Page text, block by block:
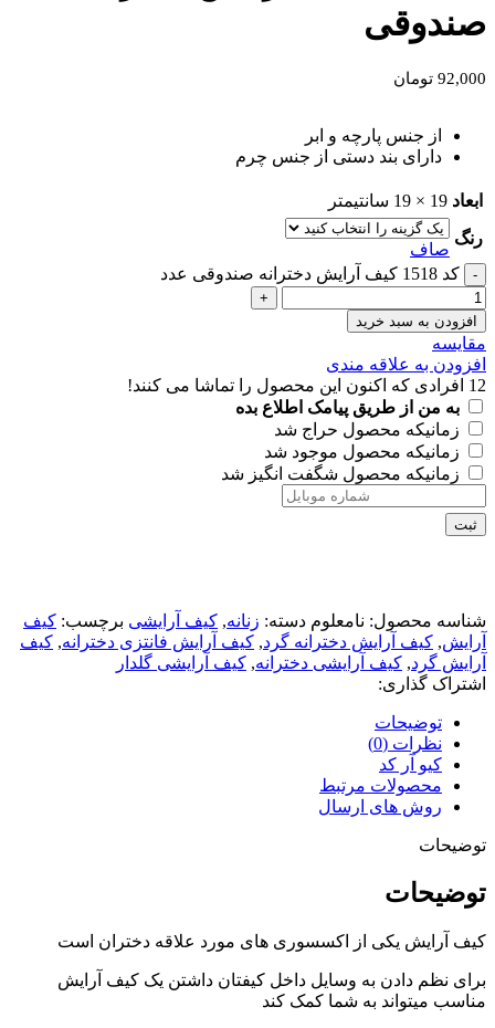
صندوقی
92,000 تومان
از جنس پارچه و ابر
دارای بند دستی از جنس چرم
ابعاد 19 × 19 سانتیمتر
رنگ
صاف
کد 1518 کیف آرایش دخترانه صندوقی عدد
افزودن به سبد خرید
مقايسه
افزودن به علاقه مندی
12 افرادی که اکنون این محصول را تماشا می کنند!
به من از طریق پیامک اطلاع بده
زمانیکه محصول حراج شد
زمانیکه محصول موجود شد
زمانیکه محصول شگفت انگیز شد
ثبت
شناسه محصول: نامعلوم دسته: زنانه, کیف آرایشی برچسب: کیف
آرایش, کیف آرایش دخترانه گرد, کیف آرایش فانتزی دخترانه, کیف
آرایش گرد, کیف آرایشی دخترانه, کیف آرایشی گلدار
اشتراک گذاری:
توضیحات
نظرات (0)
کیو آر کد
محصولات مرتبط
روش های ارسال
توضیحات
توضیحات
کیف آرایش یکی از اکسسوری های مورد علاقه دختران است
برای نظم دادن به وسایل داخل کیفتان داشتن یک کیف آرایش
مناسب میتواند به شما کمک کند